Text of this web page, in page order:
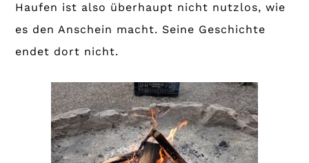
Haufen ist also überhaupt nicht nutzlos, wie
es den Anschein macht. Seine Geschichte
endet dort nicht.